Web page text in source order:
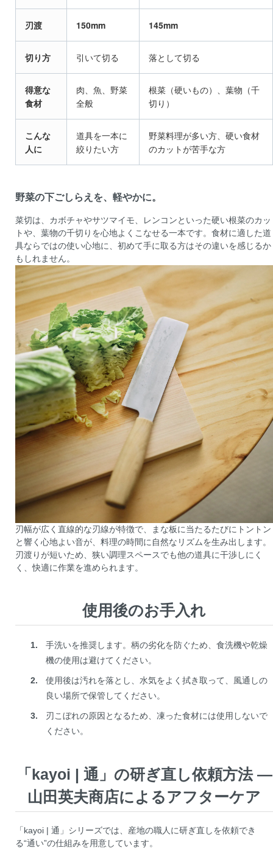
刃渡 150mm 145mm
切り方 引いて切る 落として切る
得意な
食材
肉、魚、野菜
全般
根菜（硬いもの）、葉物（千
切り）
こんな
人に
道具を一本に
絞りたい方
野菜料理が多い方、硬い食材
のカットが苦手な方
野菜の下ごしらえを、軽やかに。
菜切は、カボチャやサツマイモ、レンコンといった硬い根菜のカッ
トや、葉物の千切りを心地よくこなせる一本です。食材に適した道
具ならではの使い心地に、初めて手に取る方はその違いを感じるか
もしれません。
刃幅が広く直線的な刃線が特徴で、まな板に当たるたびにトントン
と響く心地よい音が、料理の時間に自然なリズムを生み出します。
刃渡りが短いため、狭い調理スペースでも他の道具に干渉しにく
く、快適に作業を進められます。
使用後のお手入れ
手洗いを推奨します。柄の劣化を防ぐため、食洗機や乾燥
機の使用は避けてください。
使用後は汚れを落とし、水気をよく拭き取って、風通しの
良い場所で保管してください。
刃こぼれの原因となるため、凍った食材には使用しないで
ください。
「kayoi | 通」の研ぎ直し依頼方法 —
山田英夫商店によるアフターケア
「kayoi | 通」シリーズでは、産地の職人に研ぎ直しを依頼でき
る“通い”の仕組みを用意しています。